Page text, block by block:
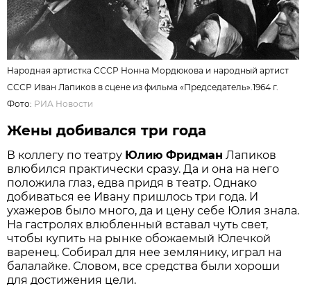
Народная артистка СССР Нонна Мордюкова и народный артист
СССР Иван Лапиков в сцене из фильма «Председатель».1964 г.
Фото: РИА Новости
Жены добивался три года
В коллегу по театру Юлию Фридман Лапиков
влюбился практически сразу. Да и она на него
положила глаз, едва придя в театр. Однако
добиваться ее Ивану пришлось три года. И
ухажеров было много, да и цену себе Юлия знала.
На гастролях влюбленный вставал чуть свет,
чтобы купить на рынке обожаемый Юлечкой
варенец. Собирал для нее землянику, играл на
балалайке. Словом, все средства были хороши
для достижения цели.